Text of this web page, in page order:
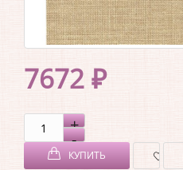
7672 ₽
КУПИТЬ